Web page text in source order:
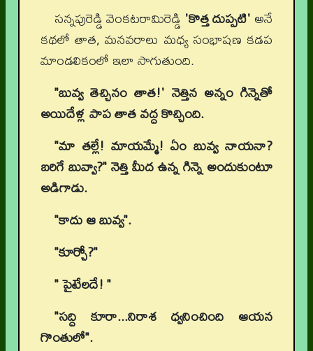
సన్నపురెడ్డి వెంకటరామిరెడ్డి 'కొత్త దుప్పటి'అనే
కథలో తాత, మనవరాలు మధ్య సంభాషణ కడప
మాండలికంలో ఇలా సాగుతుంది.
"బువ్వ తెచ్చినం తాత!' నెత్తిన అన్నం గిన్నెతో
అయిదేళ్ల పాప తాత వద్ద కొచ్చింది.
"మా తల్లే! మాయమ్మే! ఏం బువ్వ నాయనా?
బరిగే బువ్వా?" నెత్తి మీద ఉన్న గిన్నె అందుకుంటూ
అడిగాడు.
"కాదు ఆ బువ్వ".
"కూర్చో?"
" పైటేలదే! "
"సద్ది కూరా...నిరాశ ధ్వనించింది ఆయన
గొంతులో".